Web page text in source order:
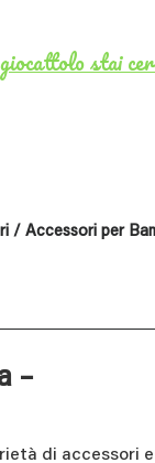
stai
/ Accessori per
–
di accessori